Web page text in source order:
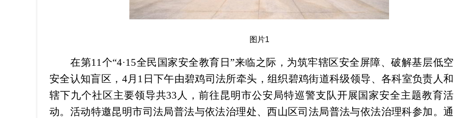
图片1
在第11个“4·15全民国家安全教育日”来临之际，为筑牢辖区安全屏障、破解基层低空
安全认知盲区， 4月 1 日下午由碧鸡司法所牵头 ， 组织碧鸡街道科级领导、 各科室负责人和
辖下九个社区主要领导共33 人，前往昆明市公安局特巡警支队开展国家安全主题教育活
动。活动特邀昆明市司法局普法与依法治理处、西山区司法局普法与依法治理科参加。通